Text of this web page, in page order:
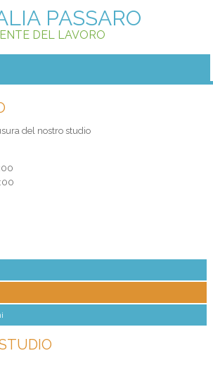
PASSARO
DEL LAVORO
del nostro studio